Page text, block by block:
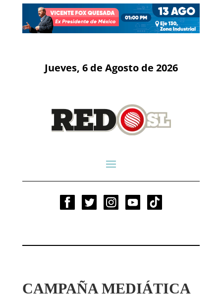
Jueves, 6 de Agosto de 2026
CAMPAÑA MEDIÁTICA